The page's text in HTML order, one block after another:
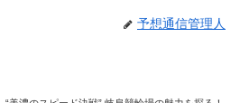
予想通信管理人